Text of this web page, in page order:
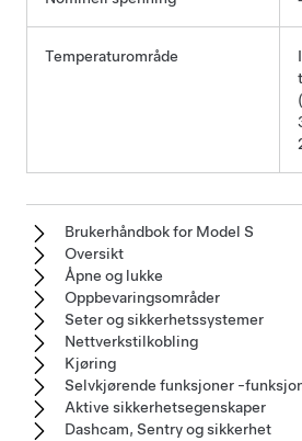
Temperaturområde
Brukerhåndbok for Model S
Oversikt
Åpne og lukke
Oppbevaringsområder
Seter og sikkerhetssystemer
Nettverkstilkobling
Kjøring
Selvkjørende funksjoner -
Aktive sikkerhetsegenskaper
Dashcam, Sentry og sikkerhet